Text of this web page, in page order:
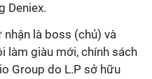
Deniex.
là boss (chủ) và
làm giàu mới, chính sách
Group do L.P sở hữu